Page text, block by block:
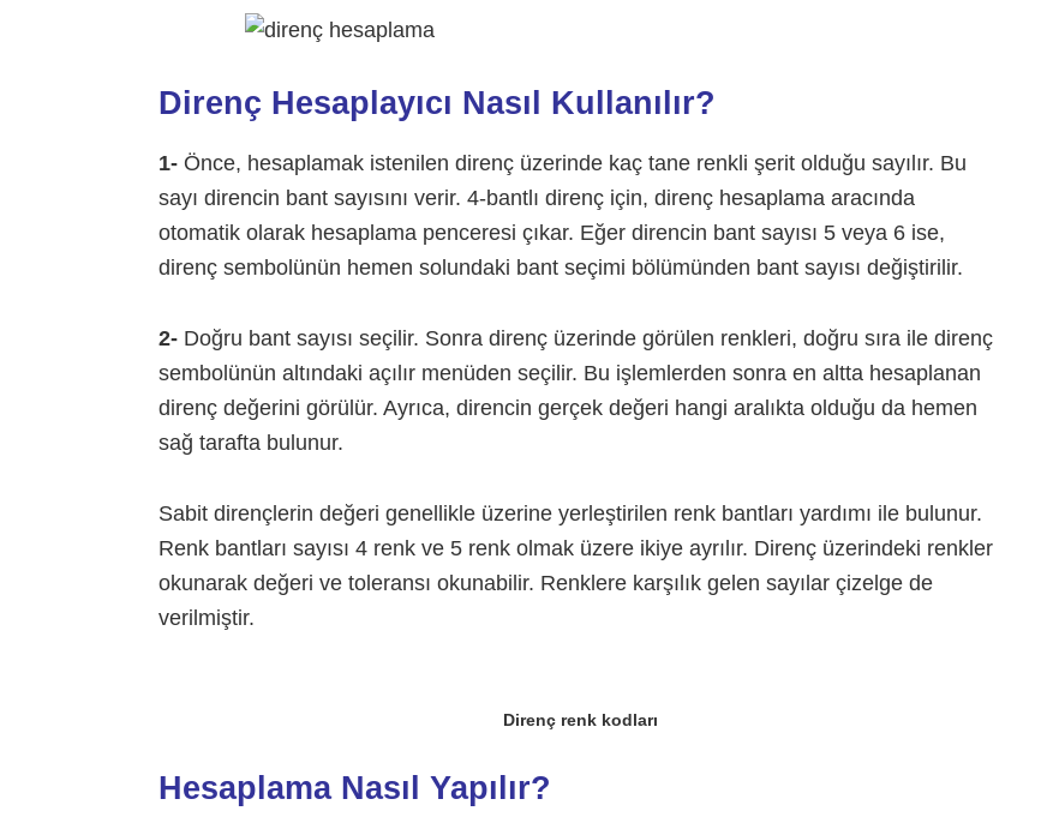
Direnç Hesaplayıcı Nasıl Kullanılır?
1- Önce, hesaplamak istenilen direnç üzerinde kaç tane renkli şerit olduğu sayılır. Bu
sayı direncin bant sayısını verir. 4-bantlı direnç için, direnç hesaplama aracında
otomatik olarak hesaplama penceresi çıkar. Eğer direncin bant sayısı 5 veya 6 ise,
direnç sembolünün hemen solundaki bant seçimi bölümünden bant sayısı değiştirilir.
2- Doğru bant sayısı seçilir. Sonra direnç üzerinde görülen renkleri, doğru sıra ile direnç
sembolünün altındaki açılır menüden seçilir. Bu işlemlerden sonra en altta hesaplanan
direnç değerini görülür. Ayrıca, direncin gerçek değeri hangi aralıkta olduğu da hemen
sağ tarafta bulunur.
Sabit dirençlerin değeri genellikle üzerine yerleştirilen renk bantları yardımı ile bulunur.
Renk bantları sayısı 4 renk ve 5 renk olmak üzere ikiye ayrılır. Direnç üzerindeki renkler
okunarak değeri ve toleransı okunabilir. Renklere karşılık gelen sayılar çizelge de
verilmiştir.
Direnç renk kodları
Hesaplama Nasıl Yapılır?